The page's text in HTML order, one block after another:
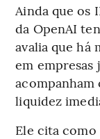
Ainda que os
da OpenAI
avalia que há
em empresas
liquidez
Ele cita